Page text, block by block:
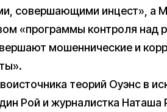
совершающими инцест», а
«программы контроля над
мошеннические и
теорий Оуэнс в
Рой и журналистка